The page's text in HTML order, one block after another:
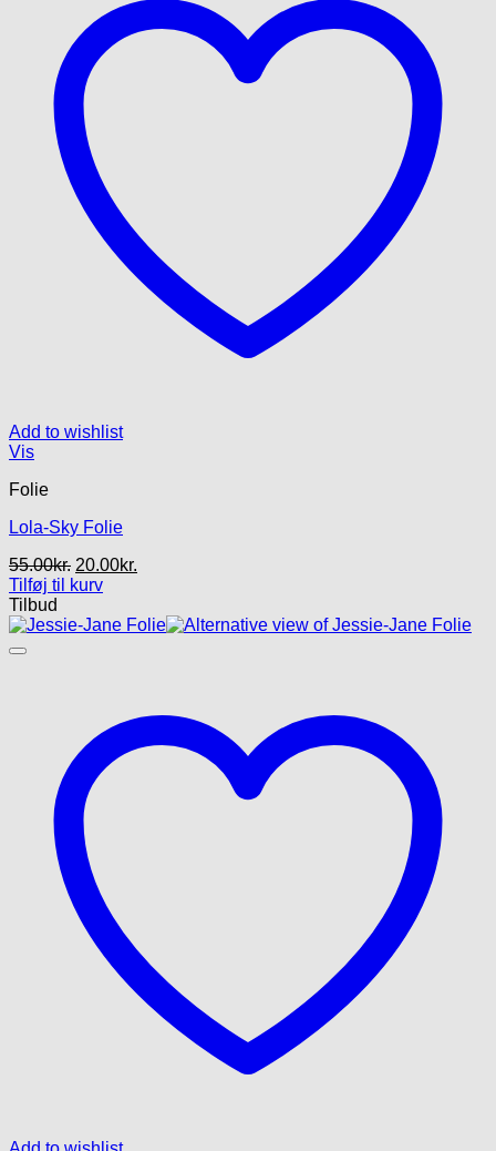
Add to wishlist
Vis
Folie
Lola-Sky Folie
55.00kr. Den
oprindelige
var:
20.00kr.
er:
Tilføj til kurv
Tilbud